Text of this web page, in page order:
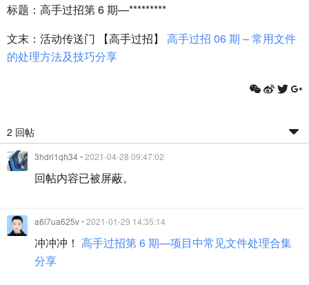
标题：高手过招第 6 期—*********
文末：活动传送门 【高手过招】 高手过招 06 期 – 常用文件
的处理方法及技巧分享
2 回帖
3hdri1qh34• 2021-04-28 09:47:02
回帖内容已被屏蔽。
a6l7ua625v• 2021-01-29 14:35:14
冲冲冲！ 高手过招第 6 期—项目中常见文件处理合集
分享